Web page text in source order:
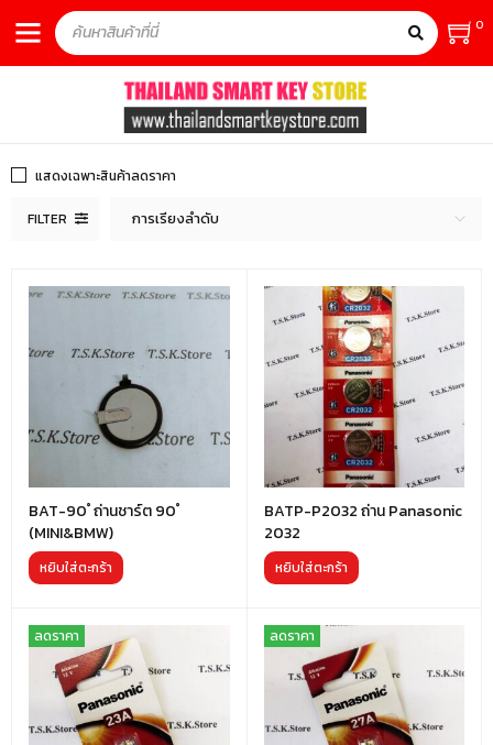
0
FILTER การเรียงลำดับ
แสดงเฉพาะสินค้าลดราคา
BAT-90 ํ ถ่านชาร์ต 90 ํ
(MINI&BMW)
หยิบใส่ตะกร้า
BATP-P2032 ถ่าน Panasonic
2032
หยิบใส่ตะกร้า
ลดราคา ลดราคา